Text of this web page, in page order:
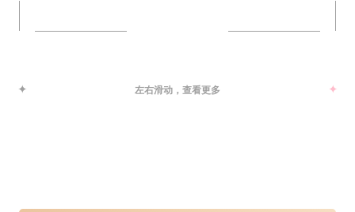
✦ 左右滑动，查看更多 ✦